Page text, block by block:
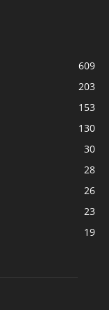
609
203
153
130
30
28
26
23
19